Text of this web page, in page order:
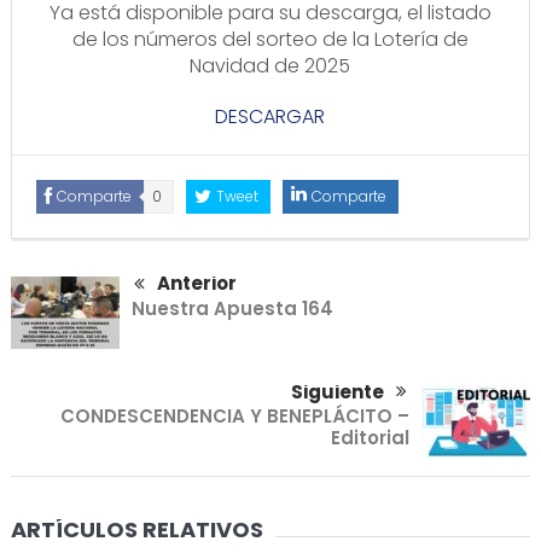
Ya está disponible para su descarga, el listado
de los números del sorteo de la Lotería de
Navidad de 2025
DESCARGAR
Comparte 0 Tweet Comparte
Anterior
Nuestra Apuesta 164
Siguiente
CONDESCENDENCIA Y BENEPLÁCITO –
Editorial
ARTÍCULOS RELATIVOS